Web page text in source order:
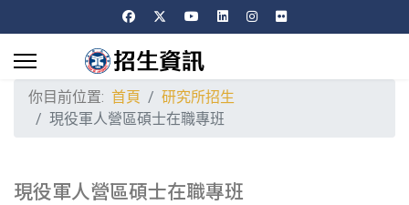
你目前位置: 首頁
研究所招生
現役軍人營區碩士在職專班
現役軍人營區碩士在職專班